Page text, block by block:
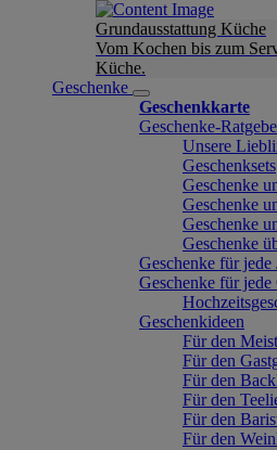
Grundausstattung Küche
Vom Kochen bis zum
Küche.
Geschenke
Geschenkkarte
Geschenke-
Unsere
Geschenksets
Geschenke
Geschenke
Geschenke
Geschenke
Geschenke für jede
Geschenke für jede
Geschenkideen
Für den
Für den
Für den
Für den
Für den
Für den